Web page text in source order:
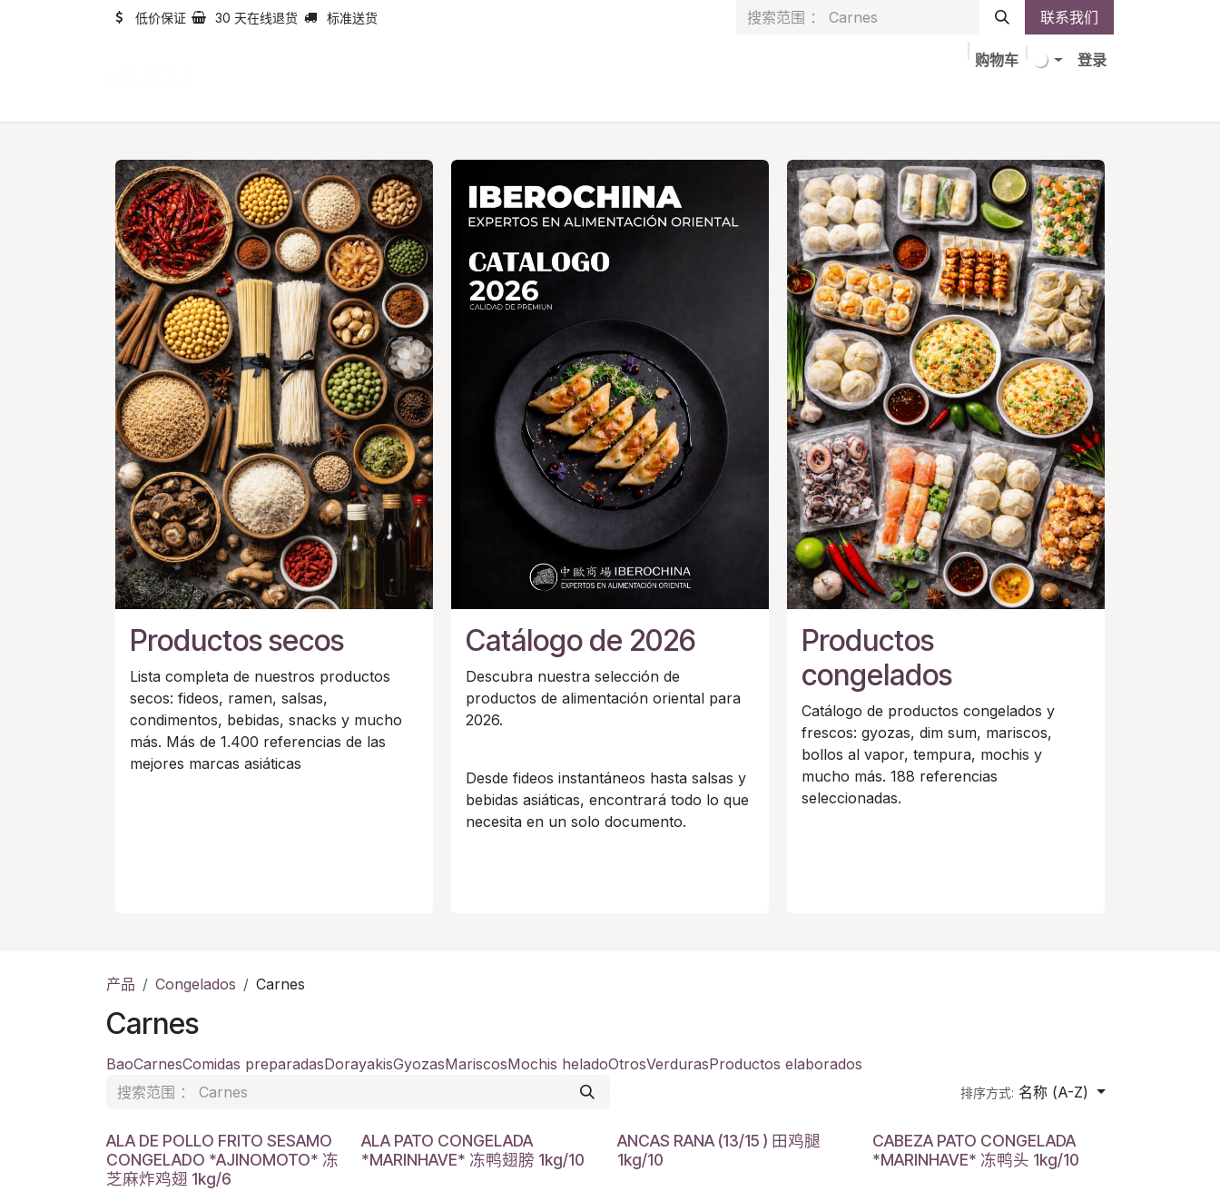
低价保证 30 天在线退货 标准送货 联系我们
购物车
登录
Productos
congelados
Catálogo de productos congelados y
frescos: gyozas, dim sum, mariscos,
bollos al vapor, tempura, mochis y
mucho más. 188 referencias
seleccionadas.
Catálogo de 2026
Descubra nuestra selección de
productos de alimentación oriental para
2026.
Desde fideos instantáneos hasta salsas y
bebidas asiáticas, encontrará todo lo que
necesita en un solo documento.
Productos secos
Lista completa de nuestros productos
secos: fideos, ramen, salsas,
condimentos, bebidas, snacks y mucho
más. Más de 1.400 referencias de las
mejores marcas asiáticas
产品 Congelados Carnes
Carnes
BaoCarnesComidas preparadasDorayakisGyozasMariscosMochis heladoOtrosVerdurasProductos elaborados
排序方式: 名称 (A-Z)
ALA DE POLLO FRITO SESAMO
CONGELADO *AJINOMOTO* 冻
芝麻炸鸡翅 1kg/6
ALA PATO CONGELADA
*MARINHAVE* 冻鸭翅膀 1kg/10
ANCAS RANA (13/15 ) 田鸡腿
1kg/10
CABEZA PATO CONGELADA
*MARINHAVE* 冻鸭头 1kg/10